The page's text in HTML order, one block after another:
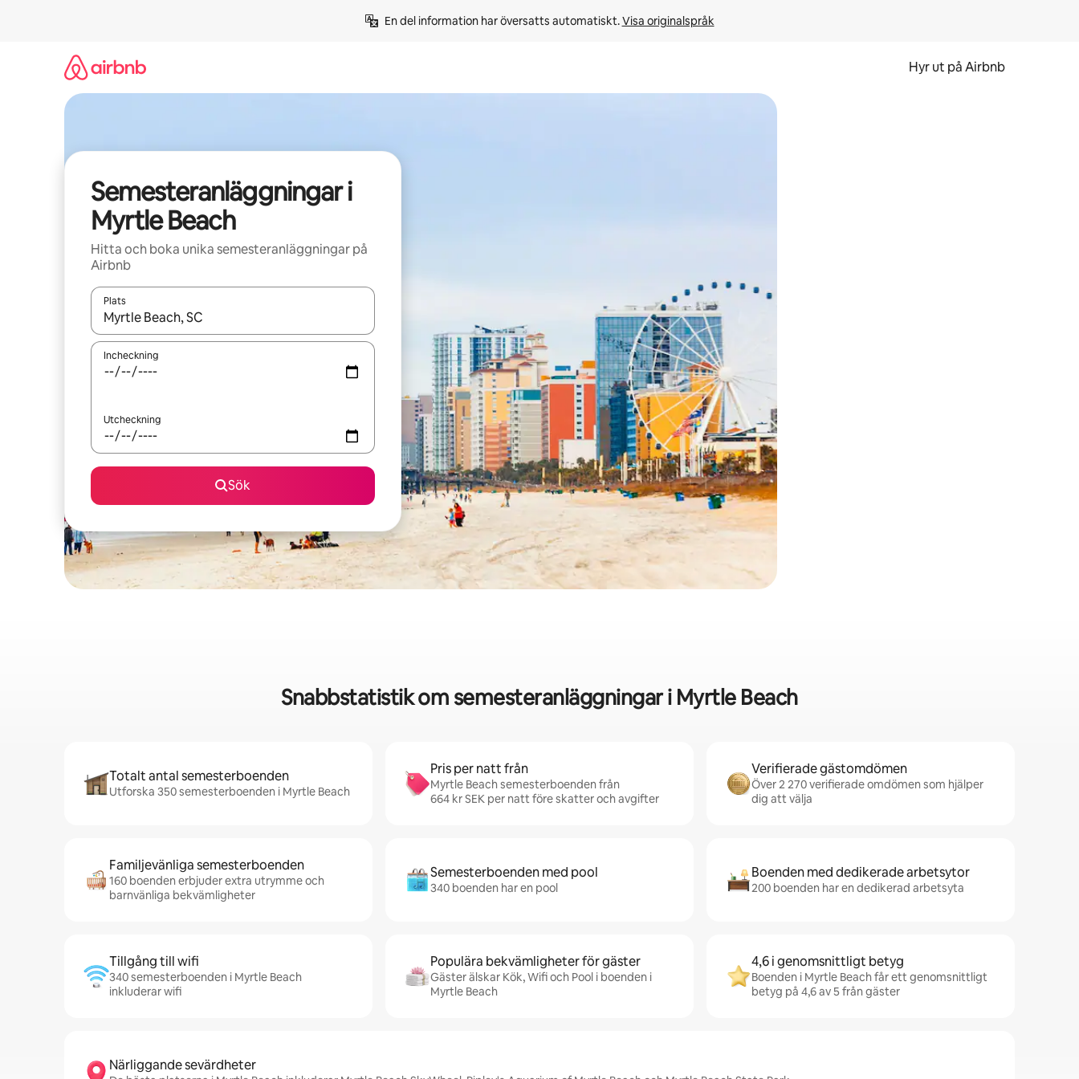
En del information har översatts automatiskt. Visa originalspråk
Hyr ut på Airbnb
Semesteranläggningar i
Myrtle Beach
Hitta och boka unika semesteranläggningar på
Airbnb
Plats
När resultaten är tillgängliga kan du navigera med upp- och nedåtpilarna eller utforska genom att trycka eller svepa.
Incheckning
Utcheckning
Sök
Snabbstatistik om semesteranläggningar i Myrtle Beach
Totalt antal semesterboenden
Utforska 350 semesterboenden i Myrtle Beach
Pris per natt från
Myrtle Beach semesterboenden från
664 kr SEK per natt före skatter och avgifter
Verifierade gästomdömen
Över 2 270 verifierade omdömen som hjälper
dig att välja
Familjevänliga semesterboenden
160 boenden erbjuder extra utrymme och
barnvänliga bekvämligheter
Semesterboenden med pool
340 boenden har en pool
Boenden med dedikerade arbetsytor
200 boenden har en dedikerad arbetsyta
Tillgång till wifi
340 semesterboenden i Myrtle Beach
inkluderar wifi
Populära bekvämligheter för gäster
Gäster älskar Kök, Wifi och Pool i boenden i
Myrtle Beach
4,6 i genomsnittligt betyg
Boenden i Myrtle Beach får ett genomsnittligt
betyg på 4,6 av 5 från gäster
Närliggande sevärdheter